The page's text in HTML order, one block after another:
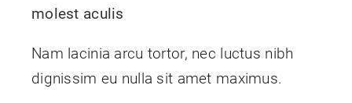
molest aculis
Nam lacinia arcu tortor, nec luctus nibh
dignissim eu nulla sit amet maximus.